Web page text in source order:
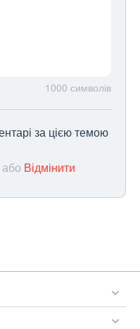
1000 символів
за цією темою
або Відмінити